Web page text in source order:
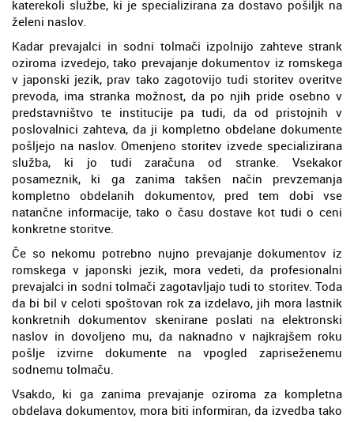
katerekoli službe, ki je specializirana za dostavo pošiljk na
želeni naslov.
Kadar prevajalci in sodni tolmači izpolnijo zahteve strank
oziroma izvedejo, tako prevajanje dokumentov iz romskega
v japonski jezik, prav tako zagotovijo tudi storitev overitve
prevoda, ima stranka možnost, da po njih pride osebno v
predstavništvo te institucije pa tudi, da od pristojnih v
poslovalnici zahteva, da ji kompletno obdelane dokumente
pošljejo na naslov. Omenjeno storitev izvede specializirana
služba, ki jo tudi zaračuna od stranke. Vsekakor
posameznik, ki ga zanima takšen način prevzemanja
kompletno obdelanih dokumentov, pred tem dobi vse
natančne informacije, tako o času dostave kot tudi o ceni
konkretne storitve.
Če so nekomu potrebno nujno prevajanje dokumentov iz
romskega v japonski jezik, mora vedeti, da profesionalni
prevajalci in sodni tolmači zagotavljajo tudi to storitev. Toda
da bi bil v celoti spoštovan rok za izdelavo, jih mora lastnik
konkretnih dokumentov skenirane poslati na elektronski
naslov in dovoljeno mu, da naknadno v najkrajšem roku
pošlje izvirne dokumente na vpogled zapriseženemu
sodnemu tolmaču.
Vsakdo, ki ga zanima prevajanje oziroma za kompletna
obdelava dokumentov, mora biti informiran, da izvedba tako